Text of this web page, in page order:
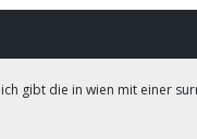
gibt die in wien mit einer